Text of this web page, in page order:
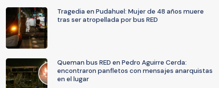
Tragedia en Pudahuel: Mujer de 48 años muere
tras ser atropellada por bus RED
Queman bus RED en Pedro Aguirre Cerda:
encontraron panfletos con mensajes anarquistas
en el lugar